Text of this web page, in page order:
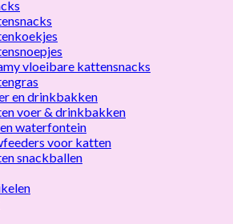
vloeibare kattensnacks
en drinkbakken
voer & drinkbakken
waterfontein
voor katten
snackballen